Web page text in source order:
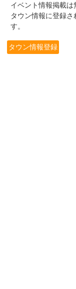
イベント情報掲載は
タウン情報に登録
す。
タウン情報登録